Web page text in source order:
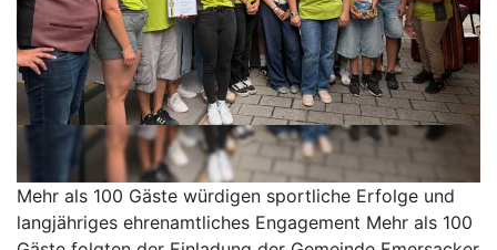
Mehr als 100 Gäste würdigen sportliche Erfolge und
langjähriges ehrenamtliches Engagement Mehr als 100